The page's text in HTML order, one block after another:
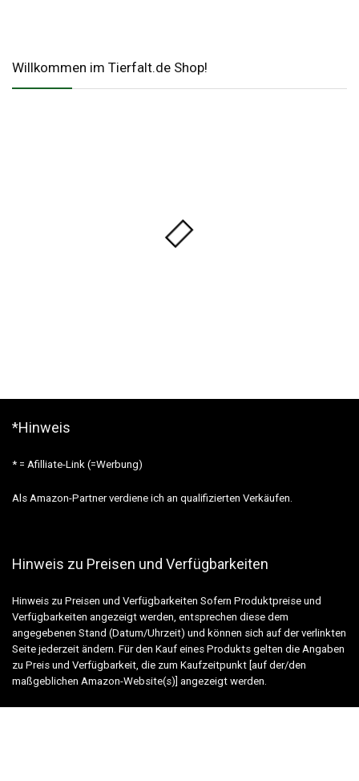
Willkommen im Tierfalt.de Shop!
*Hinweis
* = Afilliate-Link (=Werbung)
Als Amazon-Partner verdiene ich an qualifizierten Verkäufen.
Hinweis zu Preisen und Verfügbarkeiten
Hinweis zu Preisen und Verfügbarkeiten Sofern Produktpreise und
Verfügbarkeiten angezeigt werden, entsprechen diese dem
angegebenen Stand (Datum/Uhrzeit) und können sich auf der verlinkten
Seite jederzeit ändern. Für den Kauf eines Produkts gelten die Angaben
zu Preis und Verfügbarkeit, die zum Kaufzeitpunkt [auf der/den
maßgeblichen Amazon-Website(s)] angezeigt werden.